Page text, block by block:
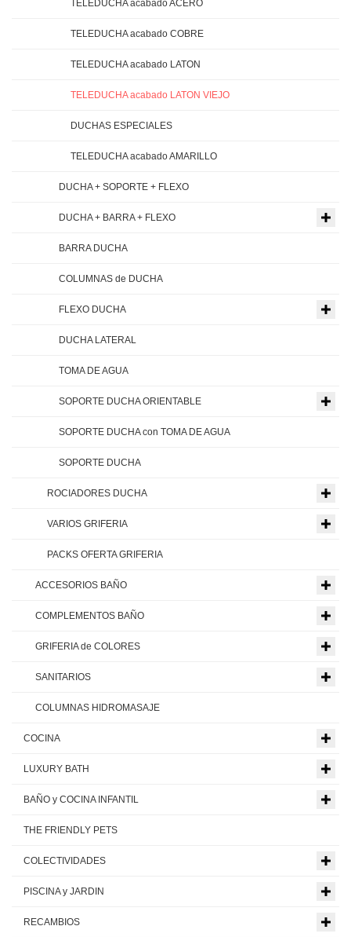
TELEDUCHA acabado ACERO
TELEDUCHA acabado COBRE
TELEDUCHA acabado LATON
TELEDUCHA acabado LATON VIEJO
DUCHAS ESPECIALES
TELEDUCHA acabado AMARILLO
DUCHA + SOPORTE + FLEXO
DUCHA + BARRA + FLEXO
BARRA DUCHA
COLUMNAS de DUCHA
FLEXO DUCHA
DUCHA LATERAL
TOMA DE AGUA
SOPORTE DUCHA ORIENTABLE
SOPORTE DUCHA con TOMA DE AGUA
SOPORTE DUCHA
ROCIADORES DUCHA
VARIOS GRIFERIA
PACKS OFERTA GRIFERIA
ACCESORIOS BAÑO
COMPLEMENTOS BAÑO
GRIFERIA de COLORES
SANITARIOS
COLUMNAS HIDROMASAJE
COCINA
LUXURY BATH
BAÑO y COCINA INFANTIL
THE FRIENDLY PETS
COLECTIVIDADES
PISCINA y JARDIN
RECAMBIOS